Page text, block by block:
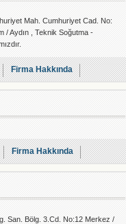
Mah. Cumhuriyet Cad. No:
/ Aydın , Teknik Soğutma -
Firma Hakkında
Firma Hakkında
San. Bölg. 3.Cd. No:12 Merkez /